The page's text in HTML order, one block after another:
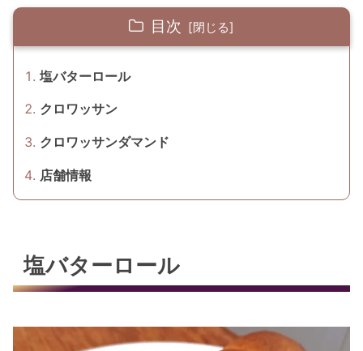
目次
塩バターロール
クロワッサン
クロワッサンダマンド
店舗情報
塩バターロール